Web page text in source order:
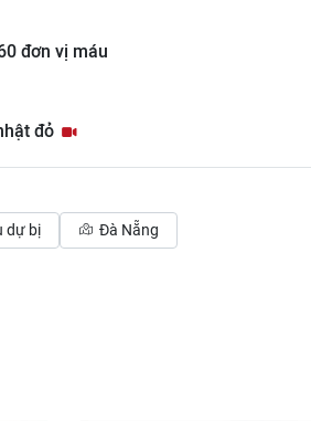
đơn vị máu
đỏ
dự bị Đà Nẵng